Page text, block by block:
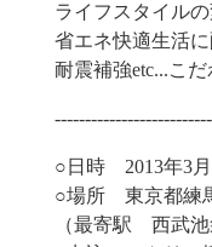
ライフスタイル
省エネ快適生活
耐震補強etc...こ
○日時 2013年3月
○場所 東京都練
（最寄駅 西武